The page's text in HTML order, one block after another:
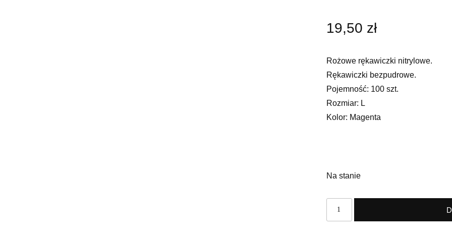
19,50 zł
Rożowe rękawiczki nitrylowe.
Rękawiczki bezpudrowe.
Pojemność: 100 szt.
Rozmiar: L
Kolor: Magenta
Na stanie